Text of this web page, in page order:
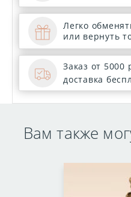
Легко
или вернуть
Заказ от 5000
доставка
Вам также